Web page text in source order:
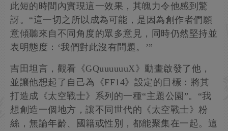
此短的時間內實現這一效果，其魄力令他感到驚
訝。“這一切之所以成為可能，是因為創作者們願
意傾聽來自不同角度的眾多意見，同時仍然堅持並
表明態度：‘我們對此沒有問題。’”
吉田坦言，觀看《GQuuuuuuX》動畫啟發了他，
並讓他想起了自己為《FF14》設定的目標：將其
打造成《太空戰士》系列的一種“主題公園”。“我
想創造一個地方，讓不同世代的《太空戰士》粉
絲，無論年齡、國籍或性別，都能聚集在一起。這